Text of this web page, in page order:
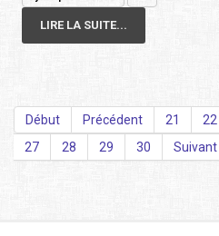
LIRE LA SUITE...
Début
Précédent 21 22
27
28 29 30 Suivant